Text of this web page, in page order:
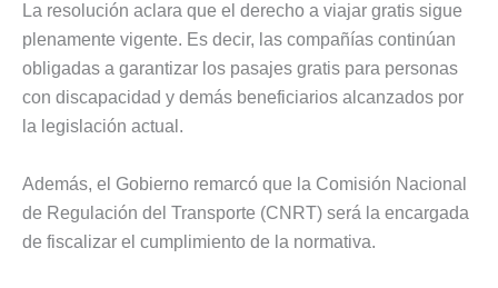
La resolución aclara que el derecho a viajar gratis sigue
plenamente vigente. Es decir, las compañías continúan
obligadas a garantizar los pasajes gratis para personas
con discapacidad y demás beneficiarios alcanzados por
la legislación actual.
Además, el Gobierno remarcó que la Comisión Nacional
de Regulación del Transporte (CNRT) será la encargada
de fiscalizar el cumplimiento de la normativa.